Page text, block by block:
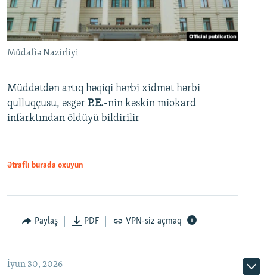
Müdafiə Nazirliyi
Müddətdən artıq həqiqi hərbi xidmət hərbi
qulluqçusu, əsgər P.E.-nin kəskin miokard
infarktından öldüyü bildirilir
Ətraflı burada oxuyun
Paylaş PDF VPN-siz açmaq
İyun 30, 2026